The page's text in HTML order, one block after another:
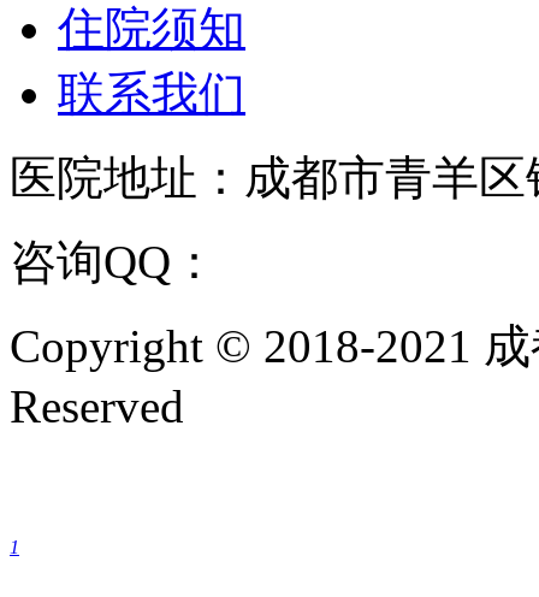
住院须知
联系我们
医院地址：成都市青羊
咨询QQ：
Copyright © 2018-2021
Reserved
1